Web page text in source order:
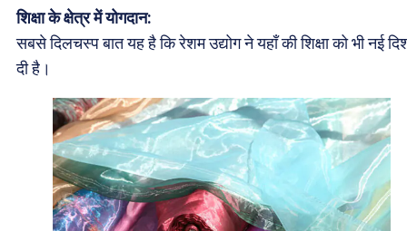
शिक्षा के क्षेत्र में योगदान:
सबसे दिलचस्प बात यह है कि रेशम उद्योग ने यहाँ की शिक्षा को भी नई
दी है।